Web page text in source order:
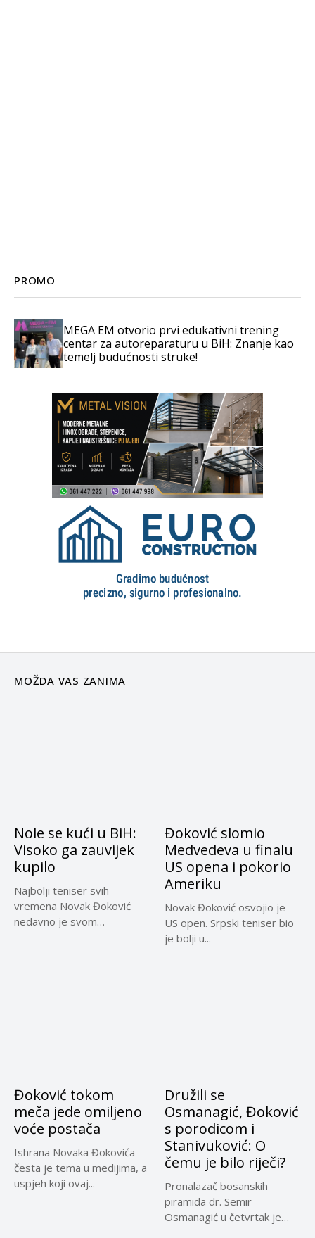
PROMO
MEGA EM otvorio prvi edukativni trening
centar za autoreparaturu u BiH: Znanje kao
temelj budućnosti struke!
MOŽDA VAS ZANIMA
Nole se kući u BiH:
Visoko ga zauvijek
kupilo
Najbolji teniser svih
vremena Novak Đoković
nedavno je svom
Đoković slomio
Medvedeva u finalu
US opena i pokorio
Ameriku
Novak Đoković osvojio je
US open. Srpski teniser bio
je bolji u...
Đoković tokom
meča jede omiljeno
voće postača
Ishrana Novaka Đokovića
česta je tema u medijima, a
uspjeh koji ovaj...
Družili se
Osmanagić, Đoković
s porodicom i
Stanivuković: O
čemu je bilo riječi?
Pronalazač bosanskih
piramida dr. Semir
Osmanagić u četvrtak je